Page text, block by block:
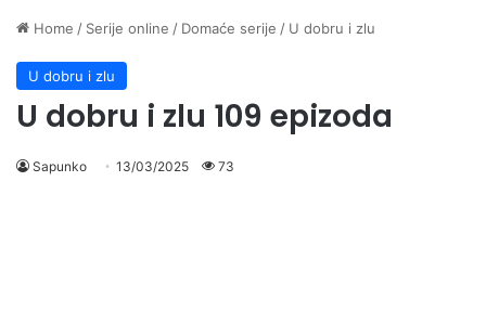
Home / Serije online / Domaće serije / U dobru i zlu
U dobru i zlu
U dobru i zlu 109 epizoda
Sapunko 13/03/2025 73